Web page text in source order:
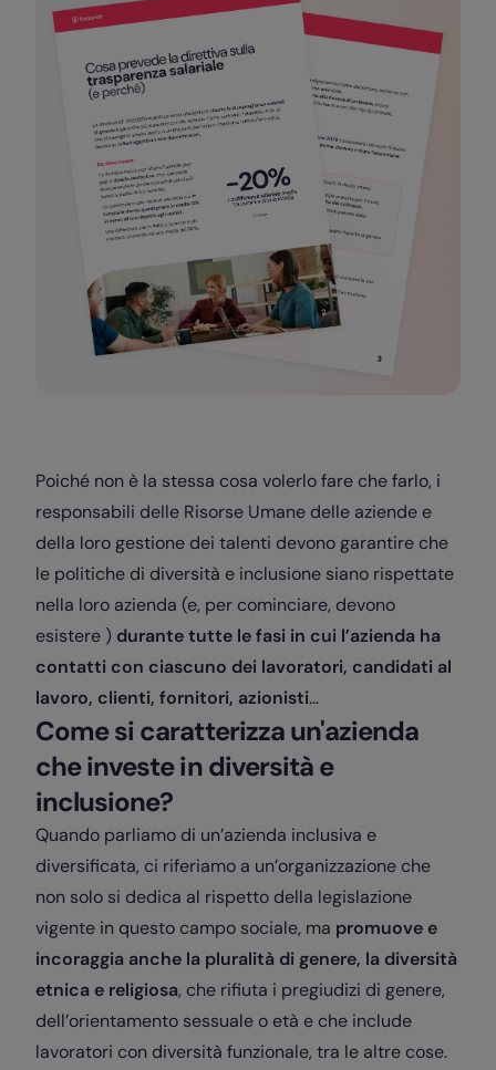
Poiché non è la stessa cosa volerlo fare che farlo, i
responsabili delle Risorse Umane delle aziende e
della loro gestione dei talenti devono garantire che
le politiche di diversità e inclusione siano rispettate
nella loro azienda (e, per cominciare, devono
esistere ) durante tutte le fasi in cui l’azienda ha
contatti con ciascuno dei lavoratori, candidati al
lavoro, clienti, fornitori, azionisti…
Come si caratterizza un'azienda
che investe in diversità e
inclusione?
Quando parliamo di un’azienda inclusiva e
diversificata, ci riferiamo a un’organizzazione che
non solo si dedica al rispetto della legislazione
vigente in questo campo sociale, ma promuove e
incoraggia anche la pluralità di genere, la diversità
etnica e religiosa, che rifiuta i pregiudizi di genere,
dell’orientamento sessuale o età e che include
lavoratori con diversità funzionale, tra le altre cose.